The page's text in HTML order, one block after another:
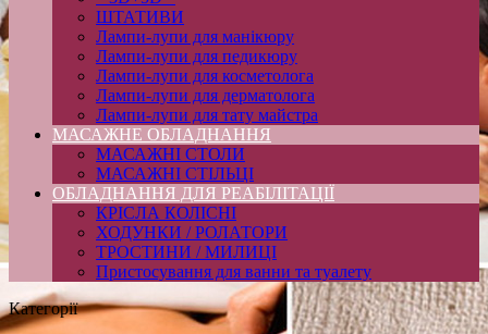
ШТАТИВИ
Лампи-лупи для манікюру
Лампи-лупи для педикюру
Лампи-лупи для косметолога
Лампи-лупи для дерматолога
Лампи-лупи для тату майстра
МАСАЖНЕ ОБЛАДНАННЯ
МАСАЖНІ СТОЛИ
МАСАЖНІ СТІЛЬЦІ
ОБЛАДНАННЯ ДЛЯ РЕАБІЛІТАЦІЇ
КРІСЛА КОЛІСНІ
ХОДУНКИ / РОЛАТОРИ
ТРОСТИНИ / МИЛИЦІ
Пристосування для ванни та туалету
Категорії